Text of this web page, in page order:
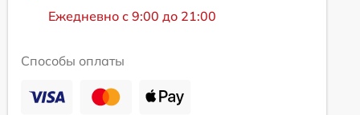
Ежедневно с 9:00 до 21:00
Способы оплаты